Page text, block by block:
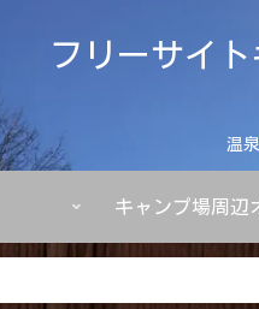
フリーサイ
温
キャンプ場周辺